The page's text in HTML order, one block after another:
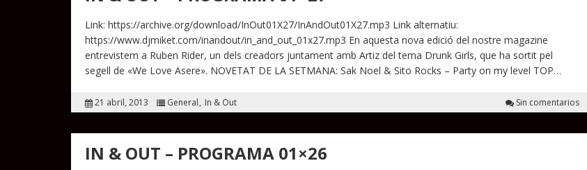
Link: https://archive.org/download/InOut01X27/InAndOut01X27.mp3 Link alternatiu:
https://www.djmiket.com/inandout/in_and_out_01x27.mp3 En aquesta nova edició del nostre magazine
entrevistem a Ruben Rider, un dels creadors juntament amb Artiz del tema Drunk Girls, que ha sortit pel
segell de «We Love Asere». NOVETAT DE LA SETMANA: Sak Noel & Sito Rocks – Party on my level TOP…
21 abril, 2013 General In & Out Sin comentarios
IN & OUT – PROGRAMA 01×26